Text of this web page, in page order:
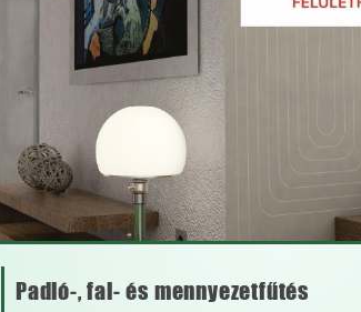
Padló-, fal- és mennyezetfűtés